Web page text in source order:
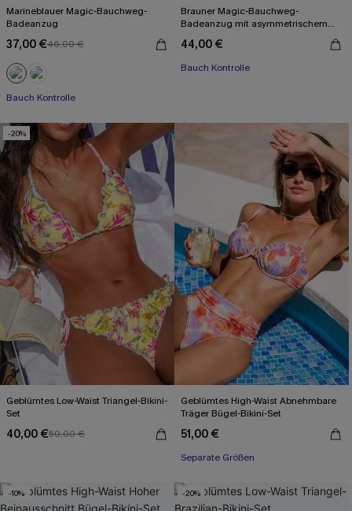
Marineblauer Magic-Bauchweg-
Badeanzug
37,00 €46,00 €
Bauch Kontrolle
Brauner Magic-Bauchweg-
Badeanzug mit asymmetrischem
44,00 €
Mit Gratis-Maßband
Bauch Kontrolle
-20%
Geblümtes Low-Waist Triangel-Bikini-
Set
40,00 €50,00 €
Geblümtes High-Waist Abnehmbare
Träger Bügel-Bikini-Set
51,00 €
Separate Größen
-10% -20%